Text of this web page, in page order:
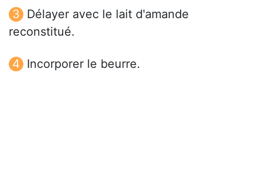
Délayer avec le lait d'amande
reconstitué.
Incorporer le beurre.